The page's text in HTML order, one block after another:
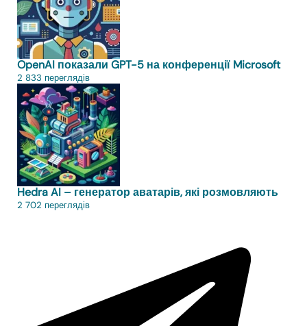
OpenAI показали GPT-5 на конференції Microsoft
2 833 переглядів
Hedra AI – генератор аватарів, які розмовляють
2 702 переглядів